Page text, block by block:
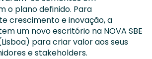
o plano definido. Para
crescimento e inovação, a
um novo escritório na NOVA SBE
para criar valor aos seus
e stakeholders.